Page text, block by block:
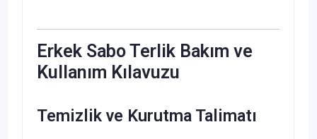
Erkek Sabo Terlik Bakım ve
Kullanım Kılavuzu
Temizlik ve Kurutma Talimatı